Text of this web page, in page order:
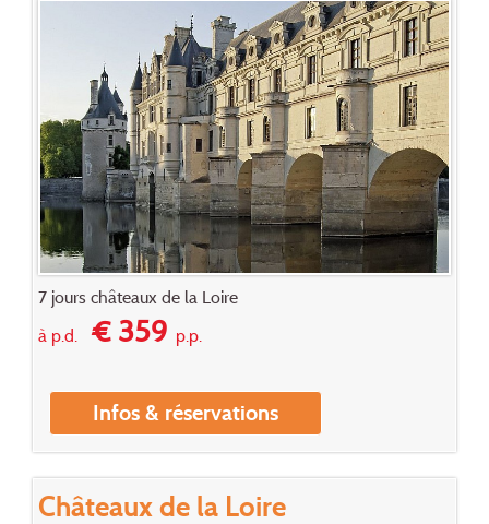
7 jours châteaux de la Loire
à p.d.€ 359p.p.
Infos & réservations
Châteaux de la Loire